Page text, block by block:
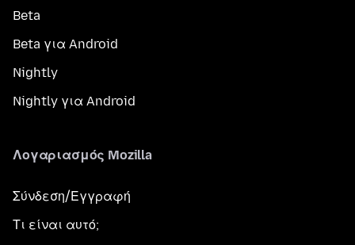
Beta
Beta για Android
Nightly
Nightly για Android
Λογαριασμός Mozilla
Σύνδεση/Εγγραφή
Τι είναι αυτό;